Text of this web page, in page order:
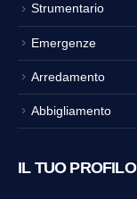
Strumentario
Emergenze
Arredamento
Abbigliamento
IL TUO PROFILO